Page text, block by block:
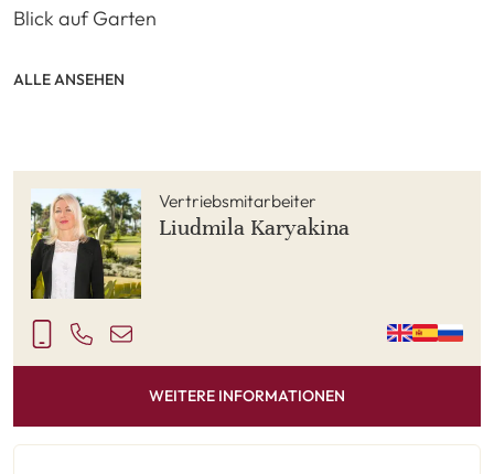
Blick auf Garten
ALLE ANSEHEN
Vertriebsmitarbeiter
Liudmila Karyakina
WEITERE INFORMATIONEN